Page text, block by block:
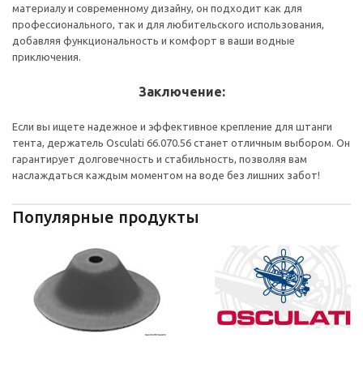
материалу и современному дизайну, он подходит как для
профессионального, так и для любительского использования,
добавляя функциональность и комфорт в ваши водные
приключения.
Заключение:
Если вы ищете надежное и эффективное крепление для штанги
тента, держатель Osculati 66.070.56 станет отличным выбором. Он
гарантирует долговечность и стабильность, позволяя вам
наслаждаться каждым моментом на воде без лишних забот!
Популярные продукты